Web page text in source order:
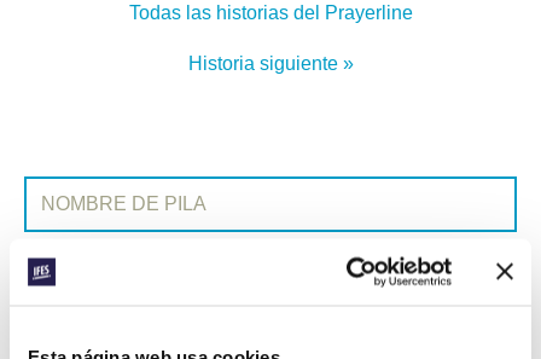
Todas las historias del Prayerline
Historia siguiente »
SUSCRIBIRSE A PRAYERLINE
Nombre de pila:
Apellido:
Correo electrónico: